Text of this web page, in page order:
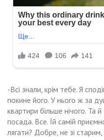
-Всі знали, крім тебе. Я
покине його. У нього ж за
квартири більше нічого. Та
посада. Все. Їй самій
лягати? Добре, не зі старим,